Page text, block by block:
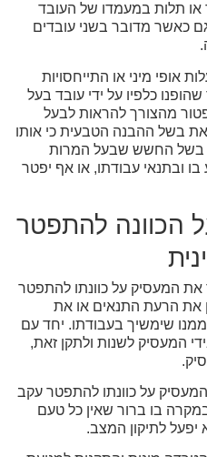
תלות במעמדו של העובד
כאשר מדובר בשני עובדים
אופי מיני או התייחסויות
כלפיו על ידי עובד בעל
מהצורך להראות לבעל
בשל ההבנה הטבעית כי אותו
בשל החשש שבעל המרות
בו ובתנאי עבודתו, או אף יפטר
הכוונה להתפטר
המעסיק על כוונתו להתפטר
את הרעת התנאים או את
שימשיך בעבודתו. יחד עם
המעסיק לשנות ולתקן זאת,
על כוונתו להתפטר עקב
בו ברור שאין כל טעם
לתיקון המצב.